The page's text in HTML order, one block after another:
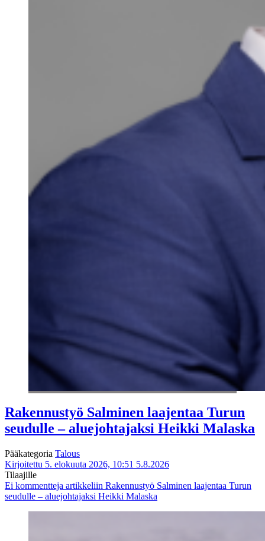
Rakennustyö Salminen laajentaa Turun
seudulle – aluejohtajaksi Heikki Malaska
Pääkategoria Talous
Kirjoitettu 5. elokuuta 2026, 10:51 5.8.2026
Tilaajille
Ei kommentteja artikkeliin Rakennustyö Salminen laajentaa Turun
seudulle – aluejohtajaksi Heikki Malaska